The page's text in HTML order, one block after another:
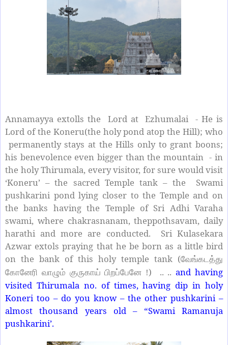
Annamayya extolls the Lord at Ezhumalai - He is
Lord of the Koneru(the holy pond atop the Hill); who
permanently stays at the Hills only to grant boons;
his benevolence even bigger than the mountain - in
the holy Thirumala, every visitor, for sure would visit
‘Koneru’ – the sacred Temple tank – the Swami
pushkarini pond lying closer to the Temple and on
the banks having the Temple of Sri Adhi Varaha
swami, where chakrasnanam, theppothsavam, daily
harathi and more are conducted. Sri Kulasekara
Azwar extols praying that he be born as a little bird
on the bank of this holy temple tank (வேங்கடத்து
கோனேரி வாழும் குருகாய் பிறப்பேனே !) .. ..and having
visited Thirumala no. of times, having dip in holy
Koneri too – do you know – the other pushkarini –
almost thousand years old – “Swami Ramanuja
pushkarini’.